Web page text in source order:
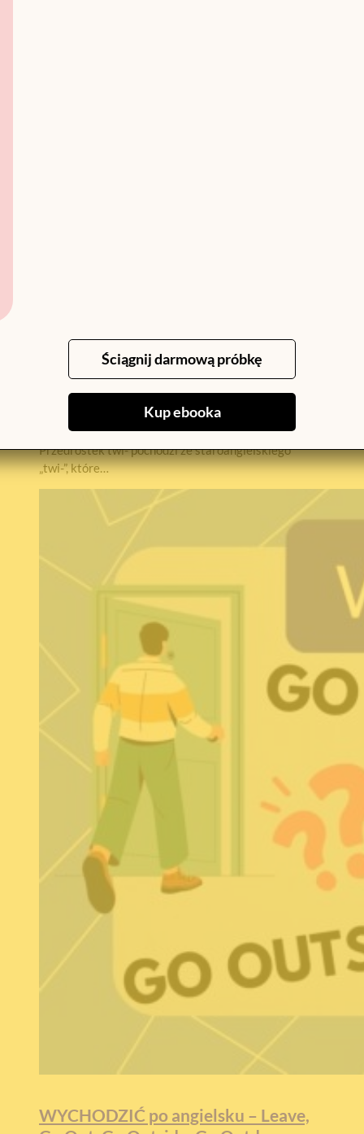
wielu popularnych słowach, takich jak twice,
twilight czy nawet w nazwie batonika Twix. Wielu
uczących się angielskiego zastanawia się, co
właściwie oznacza ten element i czy ma jakieś
znaczenie. Odpowiedź brzmi: tak – i to bardzo
ciekawe! Etymologia przedrostka „twi-”
Przedrostek twi- pochodzi ze staroangielskiego
„twi-”, które…
WYCHODZIĆ po angielsku – Leave,
Ściągnij darmową próbkę
Kup ebooka